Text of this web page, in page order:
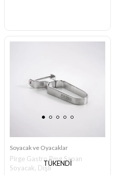
TÜKENDI
Soyacak ve Oyacaklar
Pirge Gastro Pmg Sapan
Soyacak, Dişli